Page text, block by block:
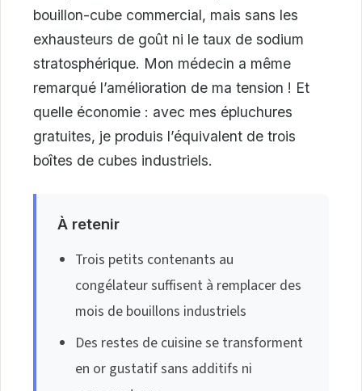
bouillon-cube commercial, mais sans les
exhausteurs de goût ni le taux de sodium
stratosphérique. Mon médecin a même
remarqué l’amélioration de ma tension ! Et
quelle économie : avec mes épluchures
gratuites, je produis l’équivalent de trois
boîtes de cubes industriels.
À retenir
Trois petits contenants au
congélateur suffisent à remplacer des
mois de bouillons industriels
Des restes de cuisine se transforment
en or gustatif sans additifs ni